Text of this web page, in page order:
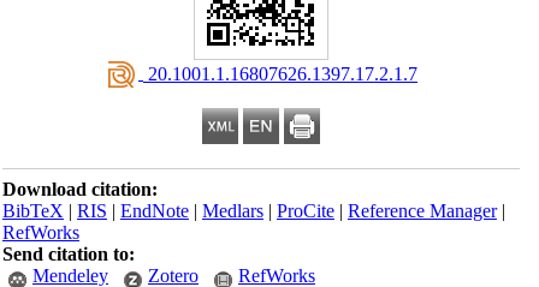
‎ 20.1001.1.16807626.1397.17.2.1.7
Download citation:
BibTeX|RIS|EndNote|Medlars|ProCite|Reference Manager
RefWorks
Send citation to:
Mendeley
Zotero RefWorks